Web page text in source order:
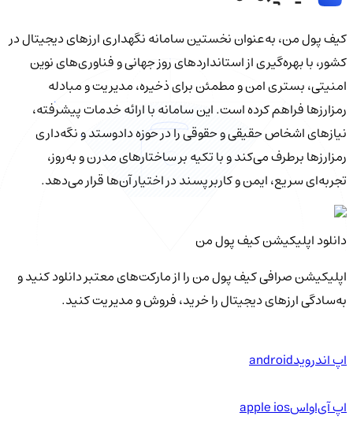
کیف‌ پول من، به‌عنوان نخستین سامانه نگهداری ارزهای دیجیتال در
کشور، با بهره‌گیری از استانداردهای روز جهانی و فناوری‌های نوین
امنیتی، بستری امن و مطمئن برای ذخیره، مدیریت و مبادله
رمزارزها فراهم کرده است. این سامانه با ارائه خدمات پیشرفته،
نیازهای اشخاص حقیقی و حقوقی را در حوزه دادوستد و نگه‌داری
رمزارزها برطرف می‌کند و با تکیه بر ساختارهای مدرن و به‌روز،
تجربه‌ای سریع، ایمن و کاربرپسند در اختیار آن‌ها قرار می‌دهد.
دانلود اپلیکیشن کیف‌ پول من
اپلیکیشن صرافی کیف پول من را از مارکت‌های معتبر دانلود کنید و
به‌سادگی ارزهای دیجیتال را خرید، فروش و مدیریت کنید.
اپ اندرویدandroid
اپ آی‌او‌اسapple ios